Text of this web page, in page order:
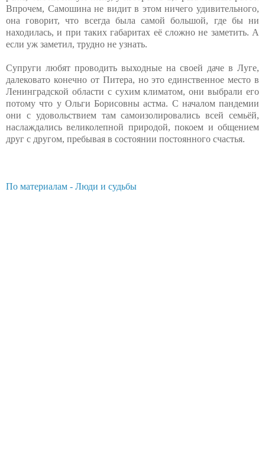
Впрочем, Самошина не видит в этом ничего удивительного,
она говорит, что всегда была самой большой, где бы ни
находилась, и при таких габаритах её сложно не заметить. А
если уж заметил, трудно не узнать.
Супруги любят проводить выходные на своей даче в Луге,
далековато конечно от Питера, но это единственное место в
Ленинградской области с сухим климатом, они выбрали его
потому что у Ольги Борисовны астма. С началом пандемии
они с удовольствием там самоизолировались всей семьёй,
наслаждались великолепной природой, покоем и общением
друг с другом, пребывая в состоянии постоянного счастья.
По материалам - Люди и судьбы